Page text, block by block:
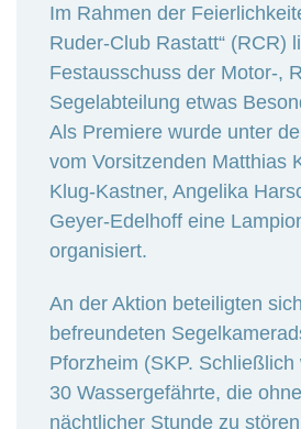
Im Rahmen der
Ruder-Club Rastatt“ (RCR)
Festausschuss der Motor-,
Segelabteilung etwas
Als Premiere wurde unter
vom Vorsitzenden Matthias
Klug-Kastner, Angelika
Geyer-Edelhoff eine
organisiert.
An der Aktion beteiligten
befreundeten
Pforzheim (SKP.
30 Wassergefährte, die
nächtlicher Stunde zu